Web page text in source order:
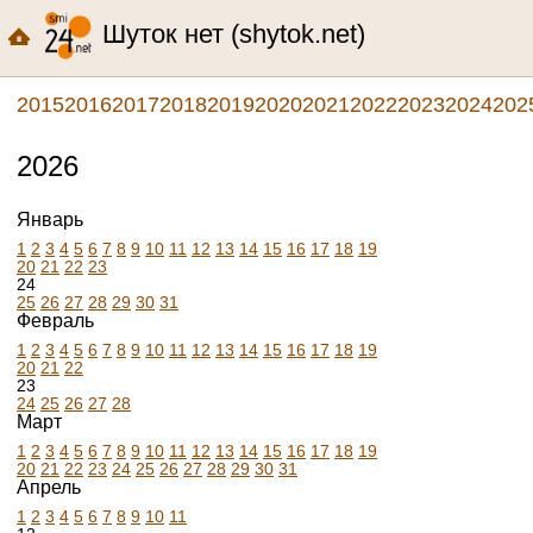
Шуток нет (shytok.net)
2015201620172018201920202021202220232024
2026
Январь
1 2 3 4 5 6 7 8 9 10 11 12 13 14 15 16 17 18 19
20 21 22 23
24
25 26 27 28 29 30 31
Февраль
1 2 3 4 5 6 7 8 9 10 11 12 13 14 15 16 17 18 19
20 21 22
23
24 25 26 27 28
Март
1 2 3 4 5 6 7 8 9 10 11 12 13 14 15 16 17 18 19
20 21 22 23 24 25 26 27 28 29 30 31
Апрель
1 2 3 4 5 6 7 8 9 10 11